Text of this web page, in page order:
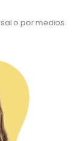
o por medios